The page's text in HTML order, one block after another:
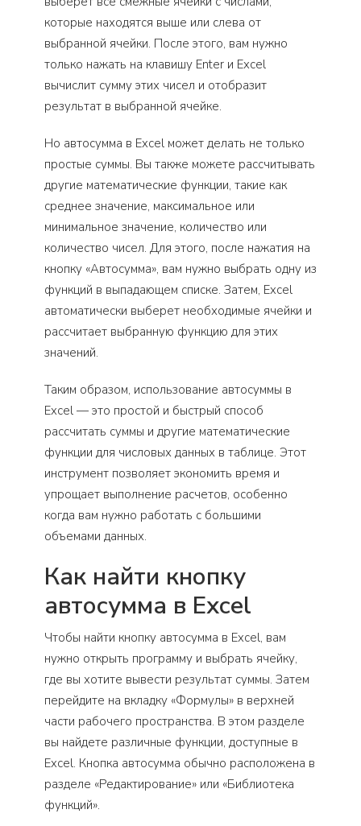
которые находятся выше или слева от
выбранной ячейки. После этого, вам нужно
только нажать на клавишу Enter и Excel
вычислит сумму этих чисел и отобразит
результат в выбранной ячейке.
Но автосумма в Excel может делать не только
простые суммы. Вы также можете рассчитывать
другие математические функции, такие как
среднее значение, максимальное или
минимальное значение, количество или
количество чисел. Для этого, после нажатия на
кнопку «Автосумма», вам нужно выбрать одну из
функций в выпадающем списке. Затем, Excel
автоматически выберет необходимые ячейки и
рассчитает выбранную функцию для этих
значений.
Таким образом, использование автосуммы в
Excel — это простой и быстрый способ
рассчитать суммы и другие математические
функции для числовых данных в таблице. Этот
инструмент позволяет экономить время и
упрощает выполнение расчетов, особенно
когда вам нужно работать с большими
объемами данных.
Как найти кнопку
автосумма в Excel
Чтобы найти кнопку автосумма в Excel, вам
нужно открыть программу и выбрать ячейку,
где вы хотите вывести результат суммы. Затем
перейдите на вкладку «Формулы» в верхней
части рабочего пространства. В этом разделе
вы найдете различные функции, доступные в
Excel. Кнопка автосумма обычно расположена в
разделе «Редактирование» или «Библиотека
функций».